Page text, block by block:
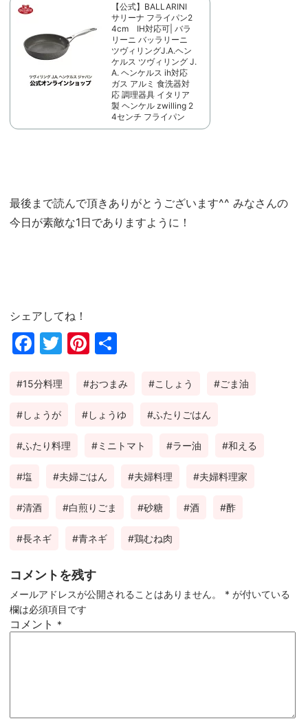
【公式】BALLARINI
サリーナ フライパン2
4cm IH対応可| バラ
リーニ バッラリーニ
ツヴィリングJ.A.ヘン
ケルス ツヴィリング J.
A. ヘンケルス ih対応
ガス アルミ 食洗器対
応 調理器具 イタリア
製 ヘンケル zwilling 2
4センチ フライパン
最後まで読んで頂きありがとうございます^^ みなさんの
今日が素敵な1日でありますように！
シェアしてね！
Fac
ok
Twi
Pin
est
15分料理 おつまみ こしょう ごま油
しょうが しょうゆ ふたりごはん
ふたり料理 ミニトマト ラー油 和える
塩 夫婦ごはん 夫婦料理 夫婦料理家
清酒 白煎りごま 砂糖 酒 酢
長ネギ 青ネギ 鶏むね肉
コメントを残す
メールアドレスが公開されることはありません。 * が付いている
欄は必須項目です
コメント *